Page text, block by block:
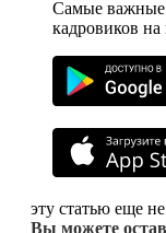
Самые важные
кадровиков
эту статью еще
Вы можете